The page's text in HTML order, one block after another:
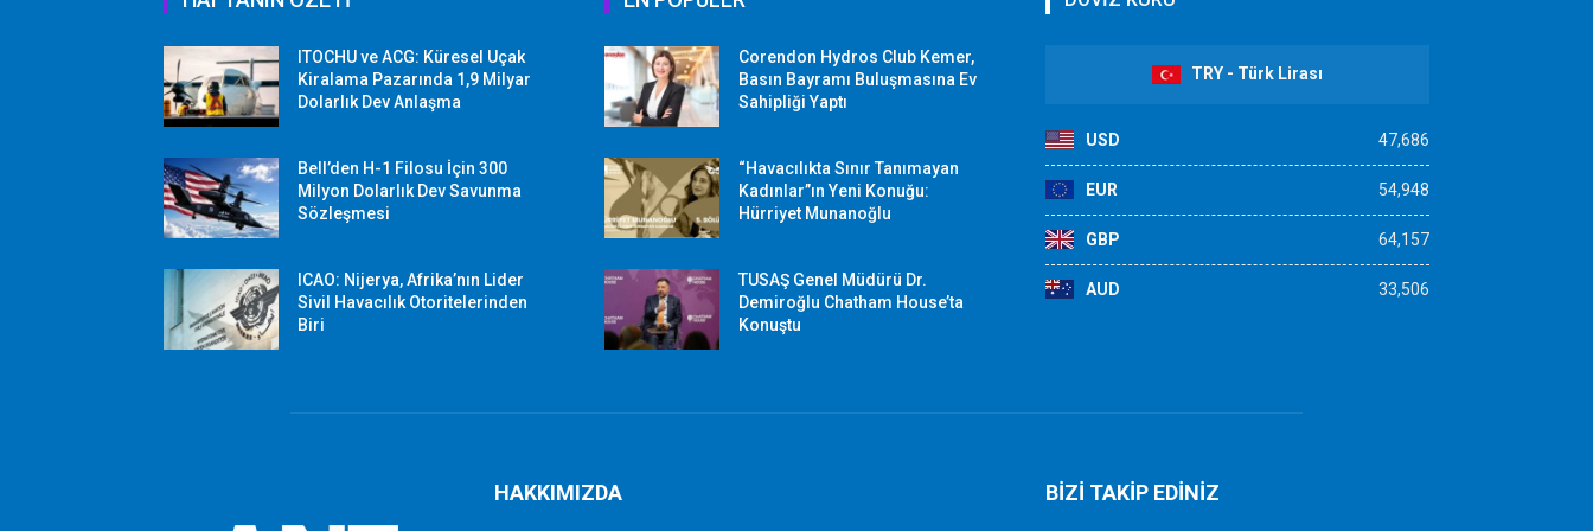
ITOCHU ve ACG: Küresel Uçak
Kiralama Pazarında 1,9 Milyar
Dolarlık Dev Anlaşma
Bell’den H-1 Filosu İçin 300
Milyon Dolarlık Dev Savunma
Sözleşmesi
ICAO: Nijerya, Afrika’nın Lider
Sivil Havacılık Otoritelerinden
Biri
Corendon Hydros Club Kemer,
Basın Bayramı Buluşmasına Ev
Sahipliği Yaptı
“Havacılıkta Sınır Tanımayan
Kadınlar”ın Yeni Konuğu:
Hürriyet Munanoğlu
TUSAŞ Genel Müdürü Dr.
Demiroğlu Chatham House’ta
Konuştu
TRY - Türk Lirası
USD 47,686
EUR 54,948
GBP 64,157
AUD 33,506
HAKKIMIZDA BİZİ TAKİP EDİNİZ